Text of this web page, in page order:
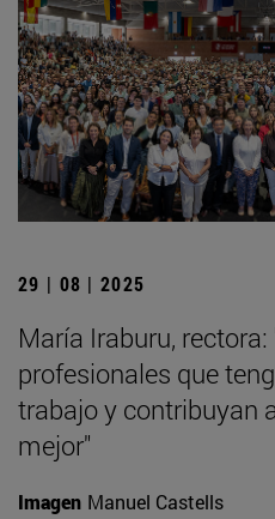
29 | 08 | 2025
María Iraburu,
profesionales que
trabajo y contribuyan
mejor"
Imagen Manuel Castells